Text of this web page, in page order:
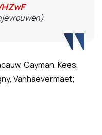
Cayman, Kees,
Vanhaevermaet;